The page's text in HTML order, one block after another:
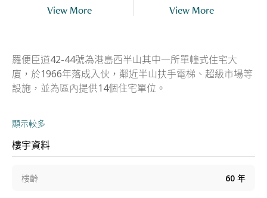
View More View More
羅便臣道42-44號為港島西半山其中一所單幢式住宅大
廈，於1966年落成入伙，鄰近半山扶手電梯、超級市場等
設施，並為區內提供14個住宅單位。
顯示較多
樓宇資料
樓齡 60 年